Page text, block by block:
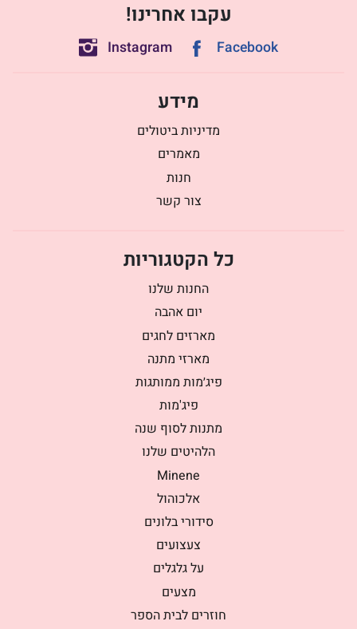
עקבו אחרינו!
Facebook
Instagram
מידע
מדיניות ביטולים
מאמרים
חנות
צור קשר
כל הקטגוריות
החנות שלנו
יום אהבה
מארזים לחגים
מארזי מתנה
פיג׳מות ממותגות
פיג'מות
מתנות לסוף שנה
הלהיטים שלנו
Minene
אלכוהול
סידורי בלונים
צעצועים
על גלגלים
מצעים
חוזרים לבית הספר